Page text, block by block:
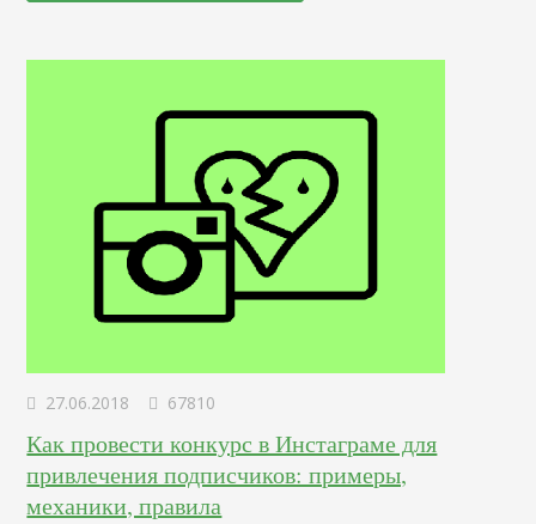
интерфейсов для сайтов и приложений. Он…
27.06.2018 67810
Как провести конкурс в Инстаграме для
привлечения подписчиков: примеры,
механики, правила